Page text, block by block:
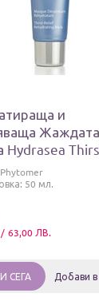
и
Жаждата
Hydrasea
Rehydratating
Phytomer
50 мл.
/ 63,00 ЛВ.
СЕГА Добави в